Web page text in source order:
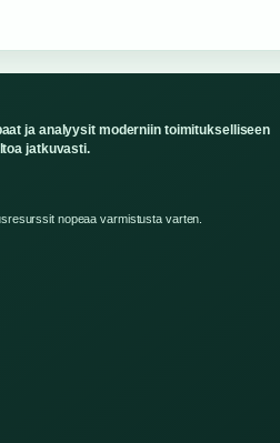
ja analyysit moderniin toimitukselliseen
jatkuvasti.
nopeaa varmistusta varten.